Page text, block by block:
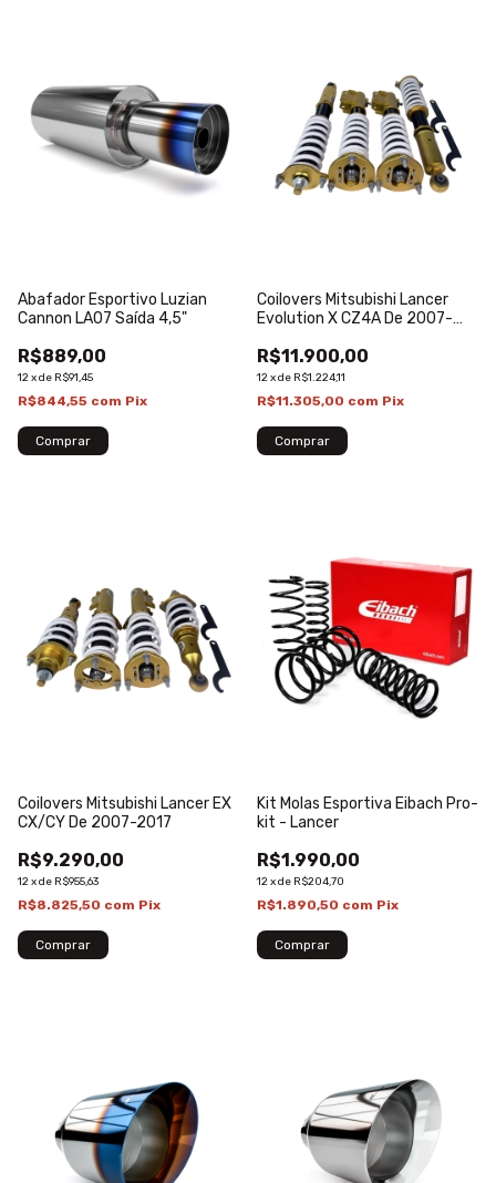
Abafador Esportivo Luzian
Cannon LA07 Saída 4,5"
R$889,00
12xde R$91,45
R$844,55 com Pix
Coilovers Mitsubishi Lancer
Evolution X CZ4A De 2007-
R$11.900,00
12xde R$1.224,11
R$11.305,00 com Pix
Coilovers Mitsubishi Lancer EX
CX/CY De 2007-2017
R$9.290,00
12xde R$955,63
R$8.825,50 com Pix
Kit Molas Esportiva Eibach Pro-
kit - Lancer
R$1.990,00
12xde R$204,70
R$1.890,50 com Pix